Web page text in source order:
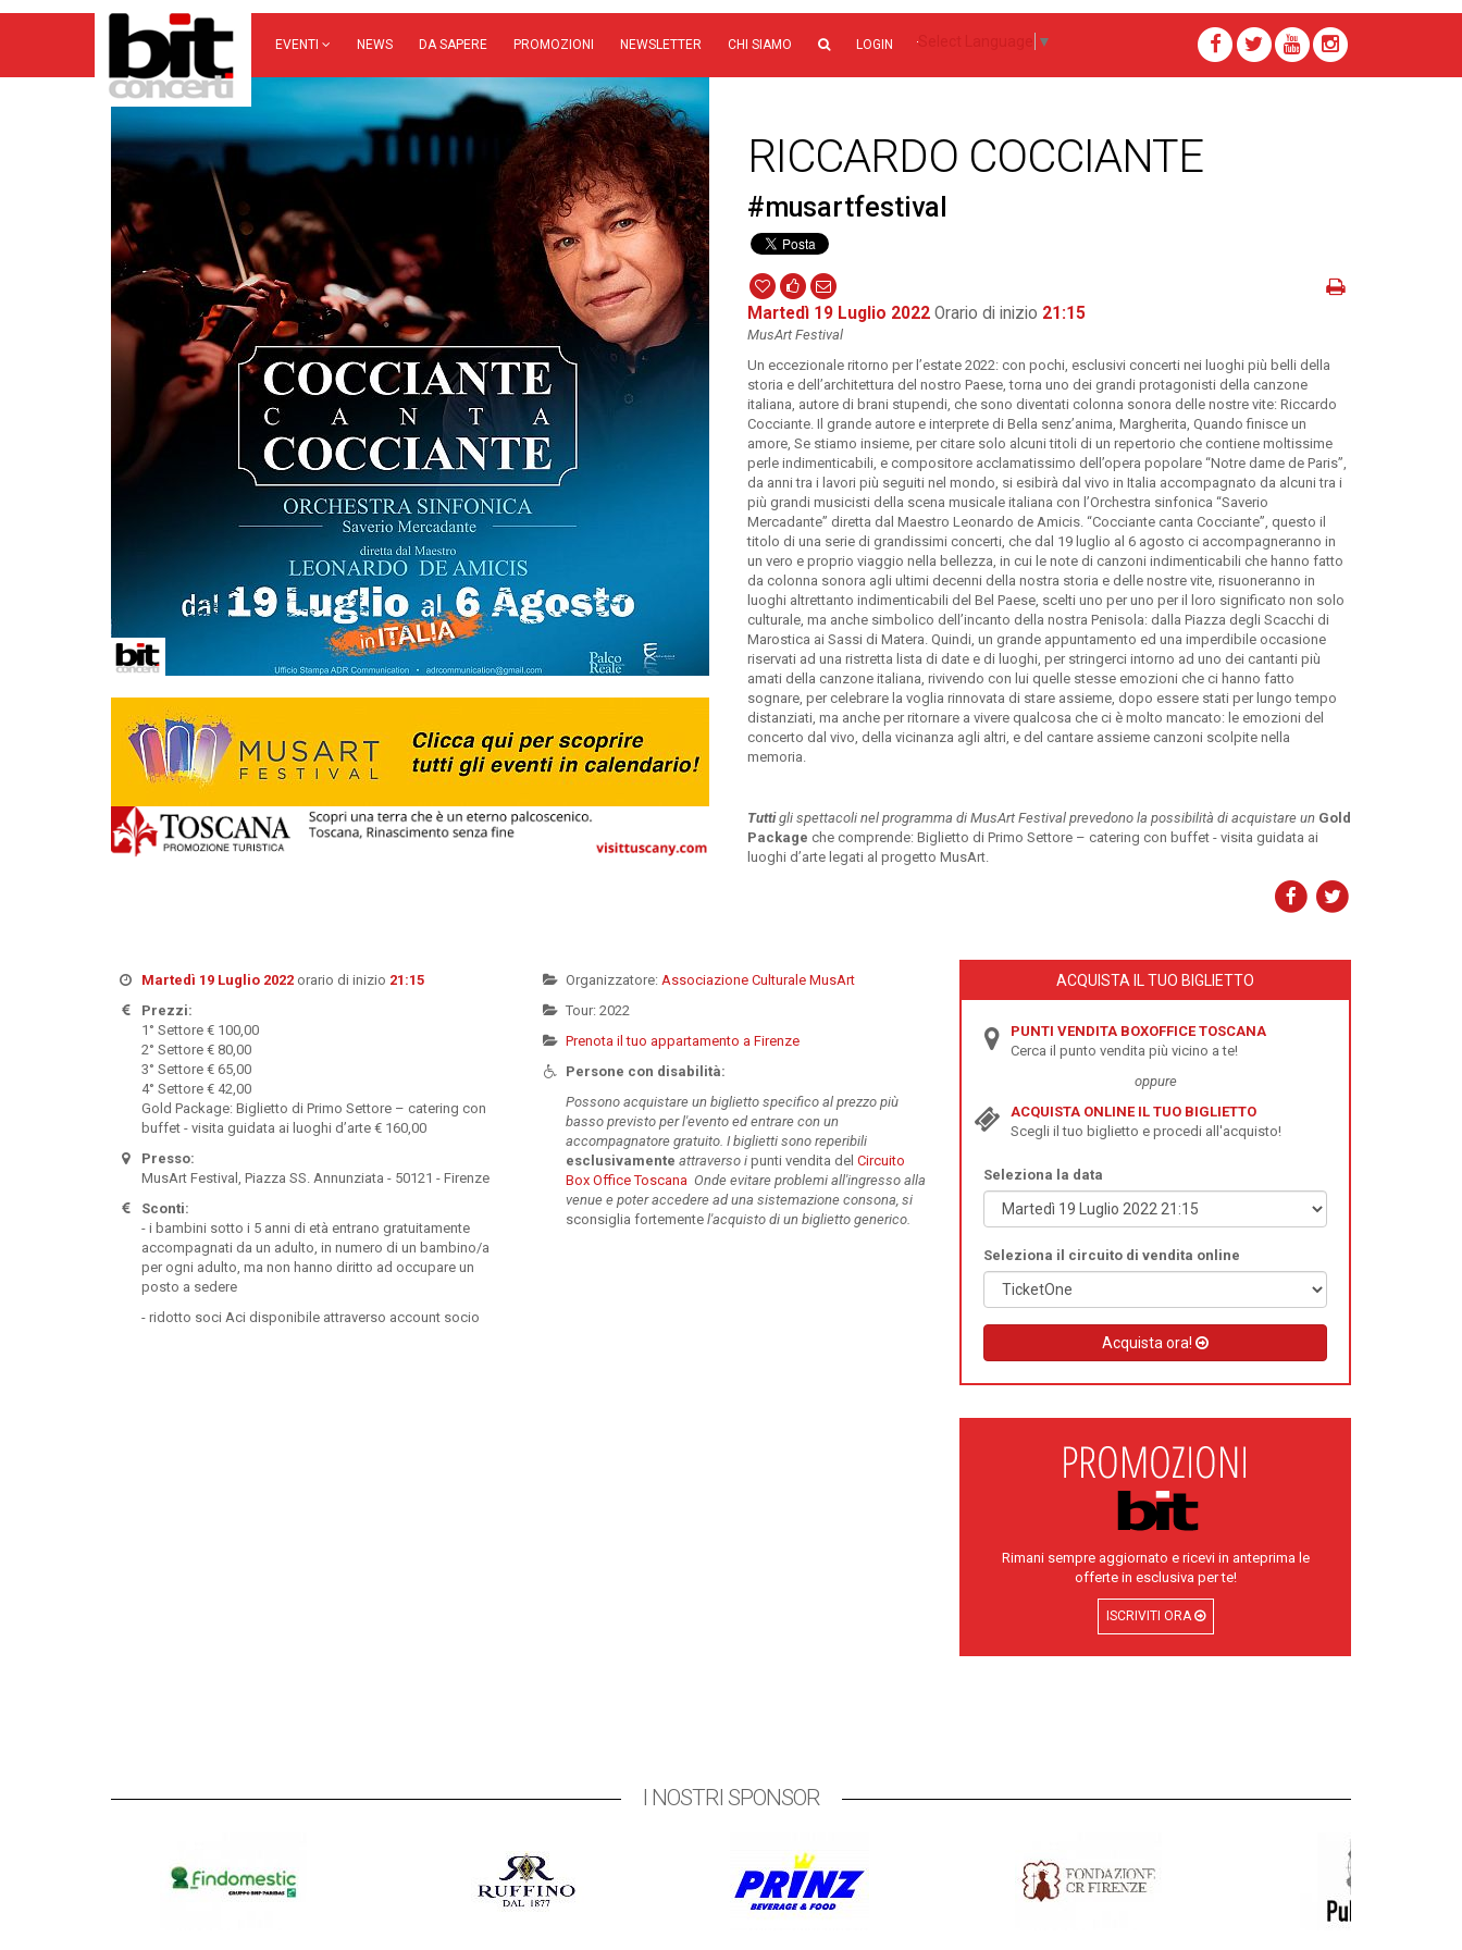
EVENTI NEWS DA SAPERE PROMOZIONI NEWSLETTER CHI SIAMO LOGIN ▼
RICCARDO COCCIANTE
#musartfestival
Martedì 19 Luglio 2022 Orario di inizio 21:15
MusArt Festival
Un eccezionale ritorno per l’estate 2022: con pochi, esclusivi concerti nei luoghi più belli della
storia e dell’architettura del nostro Paese, torna uno dei grandi protagonisti della canzone
italiana, autore di brani stupendi, che sono diventati colonna sonora delle nostre vite: Riccardo
Cocciante. Il grande autore e interprete di Bella senz’anima, Margherita, Quando finisce un
amore, Se stiamo insieme, per citare solo alcuni titoli di un repertorio che contiene moltissime
perle indimenticabili, e compositore acclamatissimo dell’opera popolare “Notre dame de Paris”,
da anni tra i lavori più seguiti nel mondo, si esibirà dal vivo in Italia accompagnato da alcuni tra i
più grandi musicisti della scena musicale italiana con l’Orchestra sinfonica “Saverio
Mercadante” diretta dal Maestro Leonardo de Amicis. “Cocciante canta Cocciante”, questo il
titolo di una serie di grandissimi concerti, che dal 19 luglio al 6 agosto ci accompagneranno in
un vero e proprio viaggio nella bellezza, in cui le note di canzoni indimenticabili che hanno fatto
da colonna sonora agli ultimi decenni della nostra storia e delle nostre vite, risuoneranno in
luoghi altrettanto indimenticabili del Bel Paese, scelti uno per uno per il loro significato non solo
culturale, ma anche simbolico dell’incanto della nostra Penisola: dalla Piazza degli Scacchi di
Marostica ai Sassi di Matera. Quindi, un grande appuntamento ed una imperdibile occasione
riservati ad una ristretta lista di date e di luoghi, per stringerci intorno ad uno dei cantanti più
amati della canzone italiana, rivivendo con lui quelle stesse emozioni che ci hanno fatto
sognare, per celebrare la voglia rinnovata di stare assieme, dopo essere stati per lungo tempo
distanziati, ma anche per ritornare a vivere qualcosa che ci è molto mancato: le emozioni del
concerto dal vivo, della vicinanza agli altri, e del cantare assieme canzoni scolpite nella
memoria.
Tuttigli spettacoli nel programma di MusArt Festival prevedono la possibilità di acquistare un Gold
Package che comprende: Biglietto di Primo Settore – catering con buffet - visita guidata ai
luoghi d’arte legati al progetto MusArt.
Martedì 19 Luglio 2022orario di inizio 21:15
Prezzi:
1° Settore € 100,00
2° Settore € 80,00
3° Settore € 65,00
4° Settore € 42,00
Gold Package: Biglietto di Primo Settore – catering con
buffet - visita guidata ai luoghi d’arte € 160,00
Presso:
MusArt Festival, Piazza SS. Annunziata - 50121 - Firenze
Sconti:
- i bambini sotto i 5 anni di età entrano gratuitamente
accompagnati da un adulto, in numero di un bambino/a
per ogni adulto, ma non hanno diritto ad occupare un
posto a sedere
- ridotto soci Aci disponibile attraverso account socio
Organizzatore: Associazione Culturale MusArt
Tour: 2022
Prenota il tuo appartamento a Firenze
Persone con disabilità:
Possono acquistare un biglietto specifico al prezzo più
basso previsto per l'evento ed entrare con un
accompagnatore gratuito. I biglietti sono reperibili
esclusivamente attraverso i punti vendita del Circuito
Box Office Toscana Onde evitare problemi all'ingresso alla
venue e poter accedere ad una sistemazione consona, si
sconsiglia fortemente l'acquisto di un biglietto generico.
ACQUISTA IL TUO BIGLIETTO
PUNTI VENDITA BOXOFFICE TOSCANA
Cerca il punto vendita più vicino a te!
oppure
ACQUISTA ONLINE IL TUO BIGLIETTO
Scegli il tuo biglietto e procedi all'acquisto!
Seleziona la data
Seleziona il circuito di vendita online
Acquista ora!
Rimani sempre aggiornato e ricevi in anteprima le
offerte in esclusiva per te!
ISCRIVITI ORA
I NOSTRI SPONSOR